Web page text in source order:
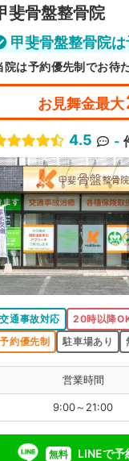
斐骨盤整骨院
甲斐骨盤整骨院
院は予約優先制でお待
お見舞金最大
4.5 -
交通事故対応 20時以降
予約優先制
駐車場あり
営業時間
9:00～21:00
無料 LINEで予